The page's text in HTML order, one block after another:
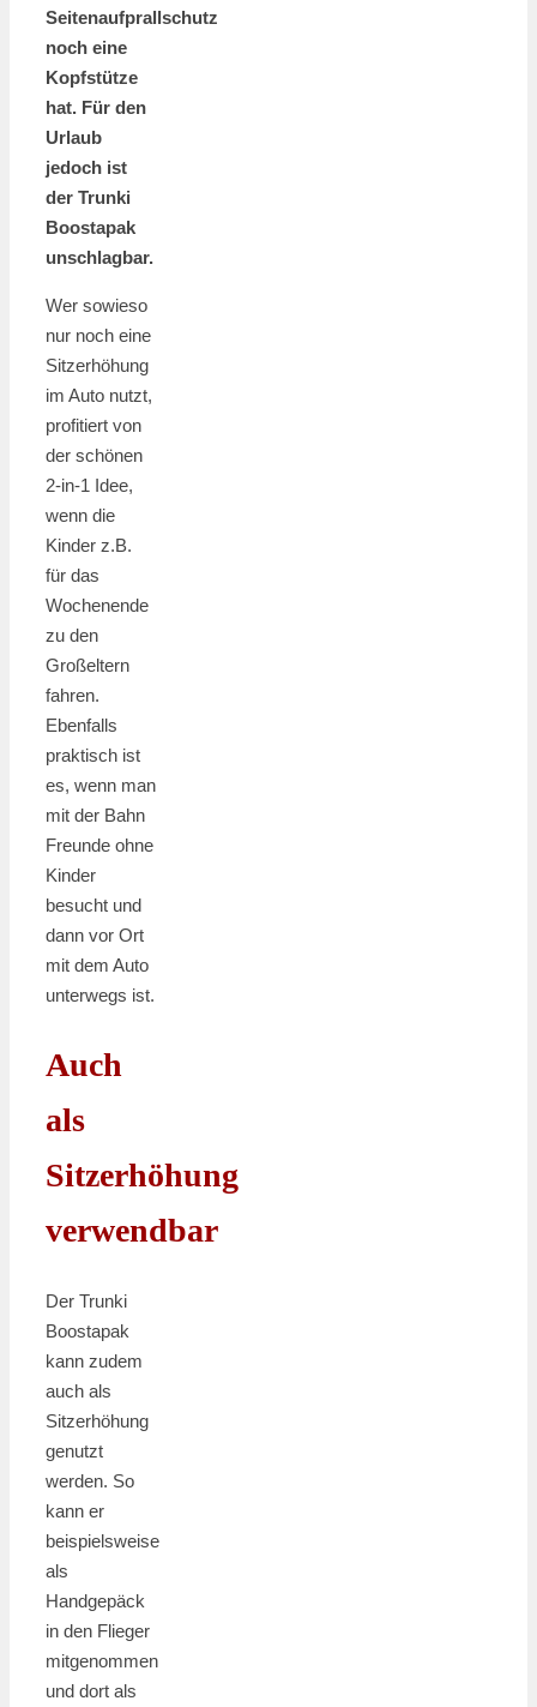
Seitenaufprallschutz
noch eine
Kopfstütze
hat. Für den
Urlaub
jedoch ist
der Trunki
Boostapak
unschlagbar.
Wer sowieso
nur noch eine
Sitzerhöhung
im Auto nutzt,
profitiert von
der schönen
2-in-1 Idee,
wenn die
Kinder z.B.
für das
Wochenende
zu den
Großeltern
fahren.
Ebenfalls
praktisch ist
es, wenn man
mit der Bahn
Freunde ohne
Kinder
besucht und
dann vor Ort
mit dem Auto
unterwegs ist.
Auch
als
Sitzerhöhung
verwendbar
Der Trunki
Boostapak
kann zudem
auch als
Sitzerhöhung
genutzt
werden. So
kann er
beispielsweise
als
Handgepäck
in den Flieger
mitgenommen
und dort als